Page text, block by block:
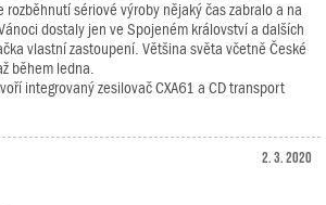
rozběhnutí sériové výroby nějaký čas zabralo a na
dostaly jen ve Spojeném království a dalších
vlastní zastoupení. Většina světa včetně České
během ledna.
integrovaný zesilovač CXA61 a CD transport
2. 3. 2020